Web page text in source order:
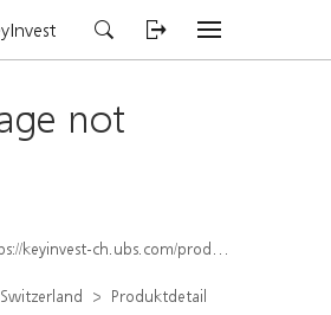
not
ch.ubs.com/produkt/detail/index/isin/CH1575354050
Produktdetail